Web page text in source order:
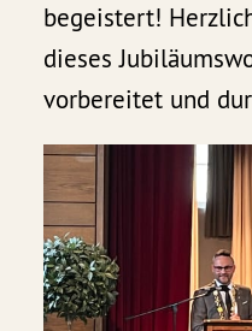
begeistert!
dieses
vorbereitet und